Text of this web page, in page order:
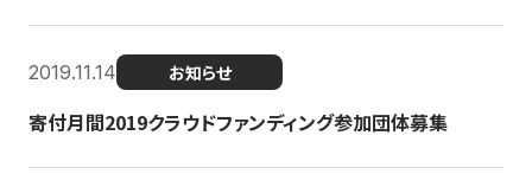
2019.11.14 お知らせ
寄付月間2019クラウドファンディング参加団体募集